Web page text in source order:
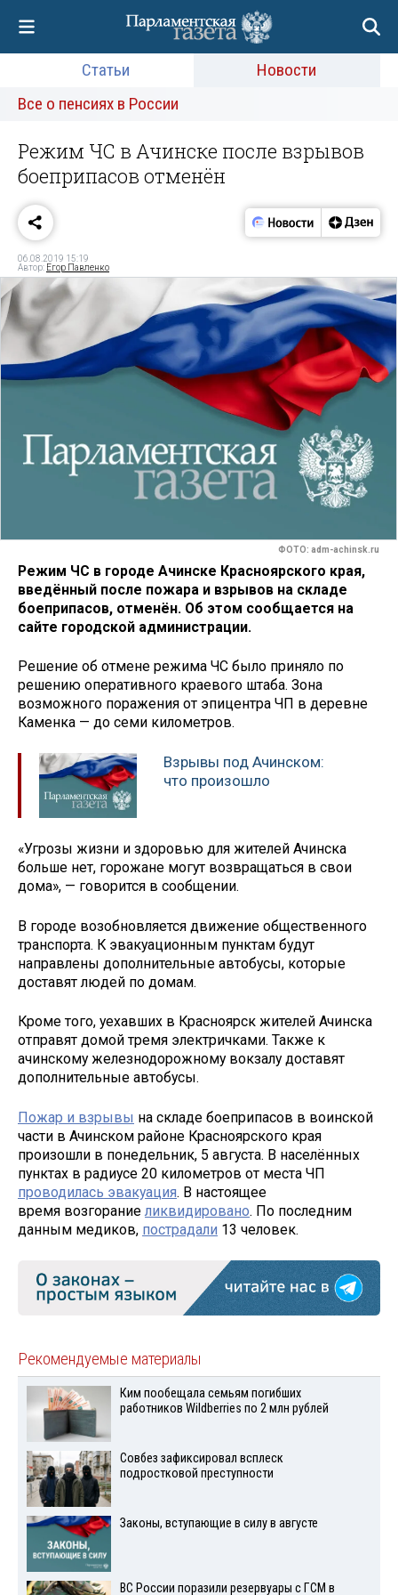
Статьи
Новости
Все о пенсиях в России
Режим ЧС в Ачинске после взрывов
боеприпасов отменён
06.08.2019 15:19
Автор: Егор Павленко
ФОТО: adm-achinsk.ru
Режим ЧС в городе Ачинске Красноярского края,
введённый после пожара и взрывов на складе
боеприпасов, отменён. Об этом сообщается на
сайте городской администрации.
Решение об отмене режима ЧС было приняло по
решению оперативного краевого штаба. Зона
возможного поражения от эпицентра ЧП в деревне
Каменка — до семи километров.
Взрывы под Ачинском:
что произошло
«Угрозы жизни и здоровью для жителей Ачинска
больше нет, горожане могут возвращаться в свои
дома», — говорится в сообщении.
В городе возобновляется движение общественного
транспорта. К эвакуационным пунктам будут
направлены дополнительные автобусы, которые
доставят людей по домам.
Кроме того, уехавших в Красноярск жителей Ачинска
отправят домой тремя электричками. Также к
ачинскому железнодорожному вокзалу доставят
дополнительные автобусы.
Пожар и взрывы на складе боеприпасов в воинской
части в Ачинском районе Красноярского края
произошли в понедельник, 5 августа. В населённых
пунктах в радиусе 20 километров от места ЧП
проводилась эвакуация. В настоящее
время возгораниеликвидировано. По последним
данным медиков, пострадали 13 человек.
Рекомендуемые материалы
Ким пообещала семьям погибших
работников Wildberries по 2 млн рублей
Совбез зафиксировал всплеск
подростковой преступности
Законы, вступающие в силу в августе
ВС России поразили резервуары с ГСМ в